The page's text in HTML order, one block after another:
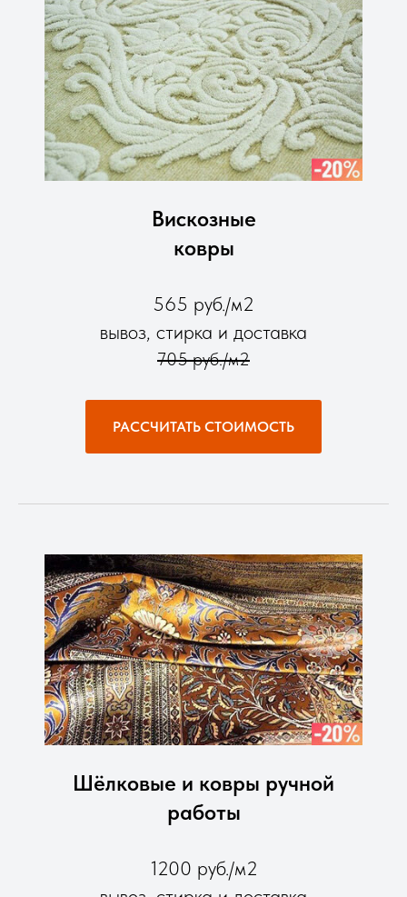
Вискозные
ковры
565 руб./м2
вывоз, стирка и доставка
705 руб./м2
РАССЧИТАТЬ СТОИМОСТЬ
Шёлковые и ковры ручной
работы
1200 руб./м2